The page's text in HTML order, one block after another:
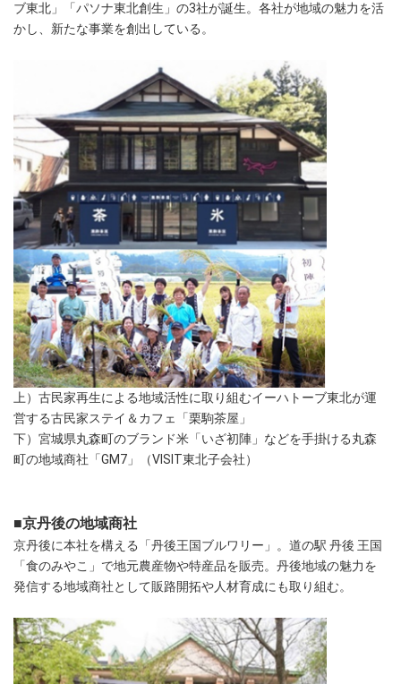
ブ東北」「パソナ東北創生」の3社が誕生。各社が地域の魅力を活
かし、新たな事業を創出している。
上）古民家再生による地域活性に取り組むイーハトーブ東北が運
営する古民家ステイ＆カフェ「栗駒茶屋」
下）宮城県丸森町のブランド米「いざ初陣」などを手掛ける丸森
町の地域商社「GM7」（VISIT東北子会社）
■京丹後の地域商社
京丹後に本社を構える「丹後王国ブルワリー」。道の駅 丹後 王国
「食のみやこ」で地元農産物や特産品を販売。丹後地域の魅力を
発信する地域商社として販路開拓や人材育成にも取り組む。